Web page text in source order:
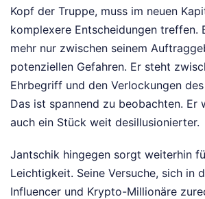
Kopf der Truppe, muss im neuen
komplexere Entscheidungen treffen.
mehr nur zwischen seinem
potenziellen Gefahren. Er steht
Ehrbegriff und den Verlockungen
Das ist spannend zu beobachten. Er
auch ein Stück weit desillusionierter.
Jantschik hingegen sorgt weiterhin
Leichtigkeit. Seine Versuche, sich in
Influencer und Krypto-Millionäre